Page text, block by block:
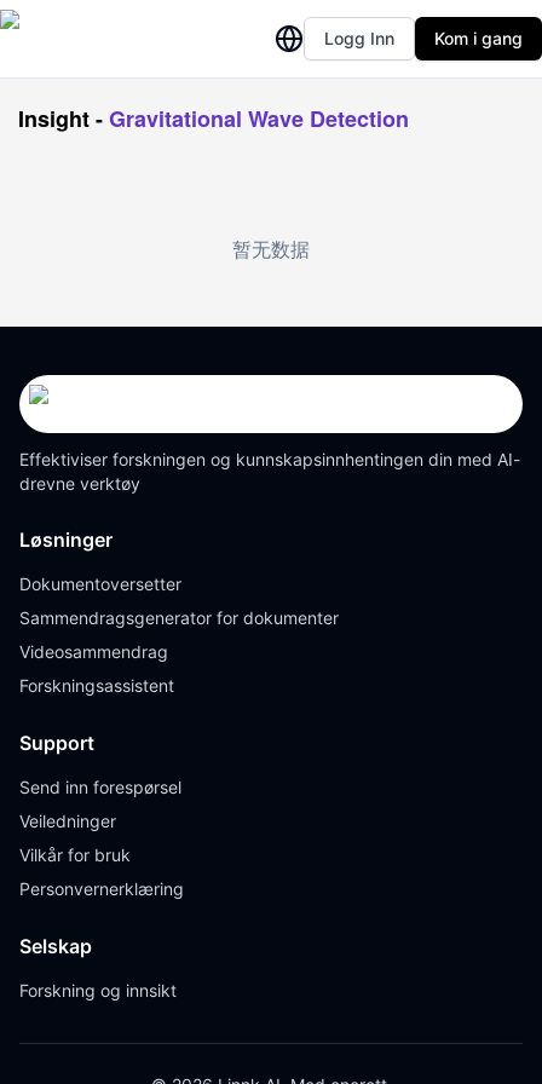
Logg Inn Kom i gang
Insight-Gravitational Wave Detection
暂无数据
Effektiviser forskningen og kunnskapsinnhentingen din med AI-
drevne verktøy
Løsninger
Dokumentoversetter
Sammendragsgenerator for dokumenter
Videosammendrag
Forskningsassistent
Support
Send inn forespørsel
Veiledninger
Vilkår for bruk
Personvernerklæring
Selskap
Forskning og innsikt